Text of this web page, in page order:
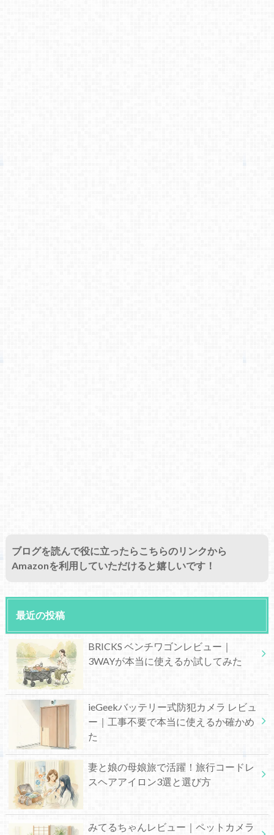
ブログを読んで役に立ったらこちらのリンクから
Amazonを利用していただけると嬉しいです！
最近の投稿
BRICKS ベンチワゴンレビュー｜
3WAYが本当に使えるか試してみた
ieGeekバッテリー式防犯カメラ レビュ
ー｜工事不要で本当に使えるか確かめ
た
妻と娘の母娘旅で活躍！旅行コードレ
スヘアアイロン3選と選び方
みてるちゃんレビュー｜ペットカメラ